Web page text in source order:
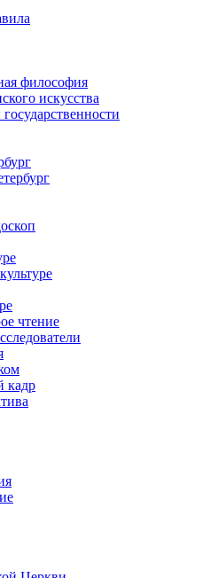
философия
искусства
чтение
кадр